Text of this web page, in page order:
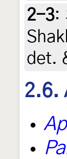
2-3:
det.
2.6.